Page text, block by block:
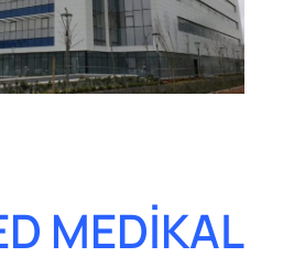
MEDİKAL